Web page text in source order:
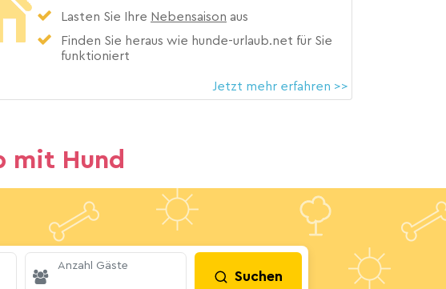
Lasten Sie Ihre Nebensaison aus
Finden Sie heraus wie hunde-urlaub.net für Sie
funktioniert
Jetzt mehr erfahren >>
mit Hund
Anzahl Gäste
Suchen